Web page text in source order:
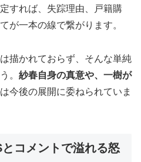
すれば、失踪理由、戸籍購
が一本の線で繋がります。
描かれておらず、そんな単純
。 紗春自身の真意や、一樹が
は今後の展開に委ねられていま
コメントで溢れる怒